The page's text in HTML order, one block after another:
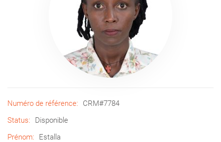
Numéro de référence:
CRM#7784
Status:
Disponible
Prénom:
Estalla